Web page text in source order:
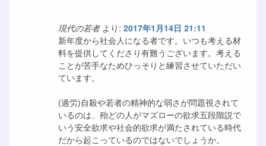
現代の若者 より: 2017年1月14日 21:11
新年度から社会人になる者です。いつも考える材
料を提供してくださり有難うございます。考える
ことが苦手なためひっそりと練習させていただい
ています。
(過労)自殺や若者の精神的な弱さが問題視されて
いるのは、殆どの人がマズローの欲求五段階説で
いう安全欲求や社会的欲求が満たされている時代
だから起こっているのではないでしょうか。